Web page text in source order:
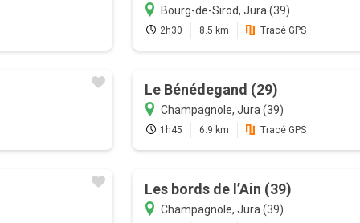
Bourg-de-Sirod, Jura (39)
2h30 8.5 km Tracé GPS
Le Bénédegand (29)
Champagnole, Jura (39)
1h45 6.9 km Tracé GPS
Les bords de l’Ain (39)
Champagnole, Jura (39)